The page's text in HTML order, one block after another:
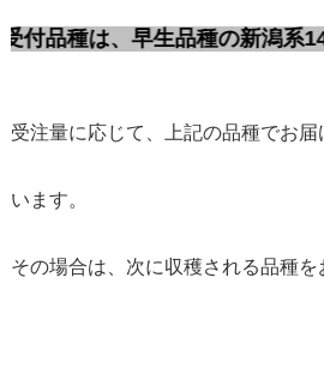
早生品種の新潟系14号です 7
受注量に応じて、上記の品種でお
います。
その場合は、次に収穫される品種を